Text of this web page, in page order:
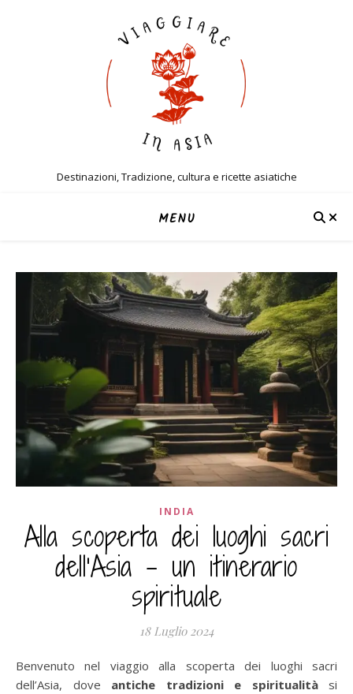
Destinazioni, Tradizione, cultura e ricette asiatiche
MENU
INDIA
Alla scoperta dei luoghi sacri
dell'Asia – un itinerario
spirituale
18 Luglio 2024
Benvenuto nel viaggio alla scoperta dei luoghi sacri
dell’Asia, dove antiche tradizioni e spiritualitàsi